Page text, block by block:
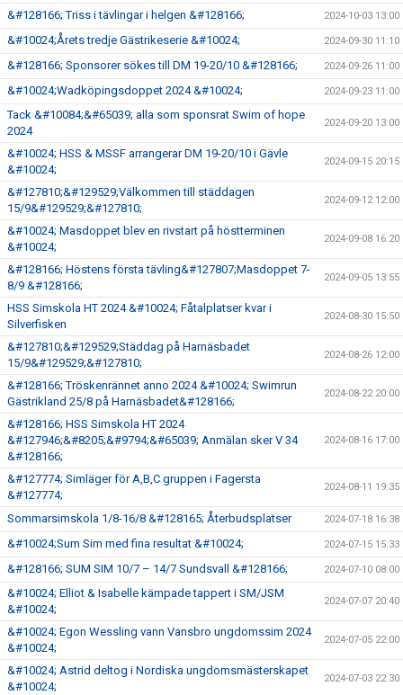
&#128166; Triss i tävlingar i helgen &#128166; 2024-10-03 13:00
&#10024;Årets tredje Gästrikeserie &#10024; 2024-09-30 11:10
&#128166; Sponsorer sökes till DM 19-20/10 &#128166; 2024-09-26 11:00
&#10024;Wadköpingsdoppet 2024 &#10024; 2024-09-23 11:00
Tack &#10084;&#65039; alla som sponsrat Swim of hope
2024
2024-09-20 13:00
&#10024; HSS & MSSF arrangerar DM 19-20/10 i Gävle
&#10024;
2024-09-15 20:15
&#127810;&#129529;Välkommen till städdagen
15/9&#129529;&#127810;
2024-09-12 12:00
&#10024; Masdoppet blev en rivstart på höstterminen
&#10024;
2024-09-08 16:20
&#128166; Höstens första tävling&#127807;Masdoppet 7-
8/9 &#128166;
2024-09-05 13:55
HSS Simskola HT 2024 &#10024; Fåtalplatser kvar i
Silverfisken
2024-08-30 15:50
&#127810;&#129529;Städdag på Harnäsbadet
15/9&#129529;&#127810;
2024-08-26 12:00
&#128166; Tröskenrännet anno 2024 &#10024; Swimrun
Gästrikland 25/8 på Harnäsbadet&#128166;
2024-08-22 20:00
&#128166; HSS Simskola HT 2024
&#127946;&#8205;&#9794;&#65039; Anmälan sker V 34
&#128166;
2024-08-16 17:00
&#127774; Simläger för A,B,C gruppen i Fagersta
&#127774;
2024-08-11 19:35
Sommarsimskola 1/8-16/8 &#128165; Återbudsplatser 2024-07-18 16:38
&#10024;Sum Sim med fina resultat &#10024; 2024-07-15 15:33
&#128166; SUM SIM 10/7 – 14/7 Sundsvall &#128166; 2024-07-10 08:00
&#10024; Elliot & Isabelle kämpade tappert i SM/JSM
&#10024;
2024-07-07 20:40
&#10024; Egon Wessling vann Vansbro ungdomssim 2024
&#10024;
2024-07-05 22:00
&#10024; Astrid deltog i Nordiska ungdomsmästerskapet
&#10024;
2024-07-03 22:30